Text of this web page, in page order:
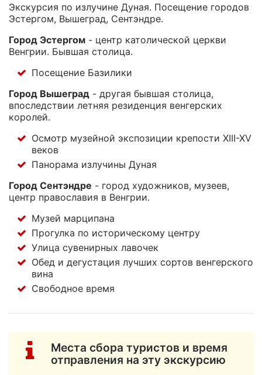
Экскурсия по излучине Дуная. Посещение городов
Эстергом, Вышеград, Сентэндре.
Город Эстергом - центр католической церкви
Венгрии. Бывшая столица.
Посещение Базилики
Город Вышеград - другая бывшая столица,
впоследствии летняя резиденция венгерских
королей.
Осмотр музейной экспозиции крепости XIII-XV
веков
Панорама излучины Дуная
Город Сентэндре - город художников, музеев,
центр православия в Венгрии.
Музей марципана
Прогулка по историческому центру
Улица сувенирных лавочек
Обед и дегустация лучших сортов венгерского
вина
Свободное время
Места сбора туристов и время
отправления на эту экскурсию